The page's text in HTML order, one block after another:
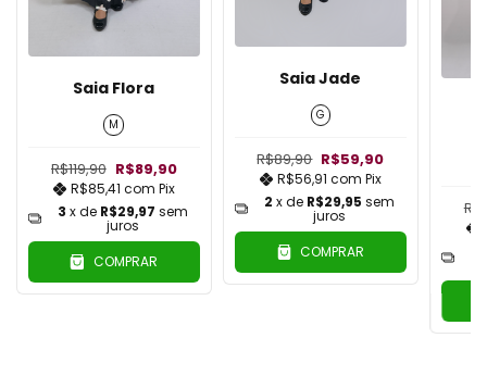
Saia Flora
M
R$119,90 R$89,90
R$85,41com Pix
3 x de R$29,97 sem
juros
COMPRAR
Saia Jade
G
R$89,90 R$59,90
R$56,91com Pix
2 x de R$29,95 sem
juros
COMPRAR